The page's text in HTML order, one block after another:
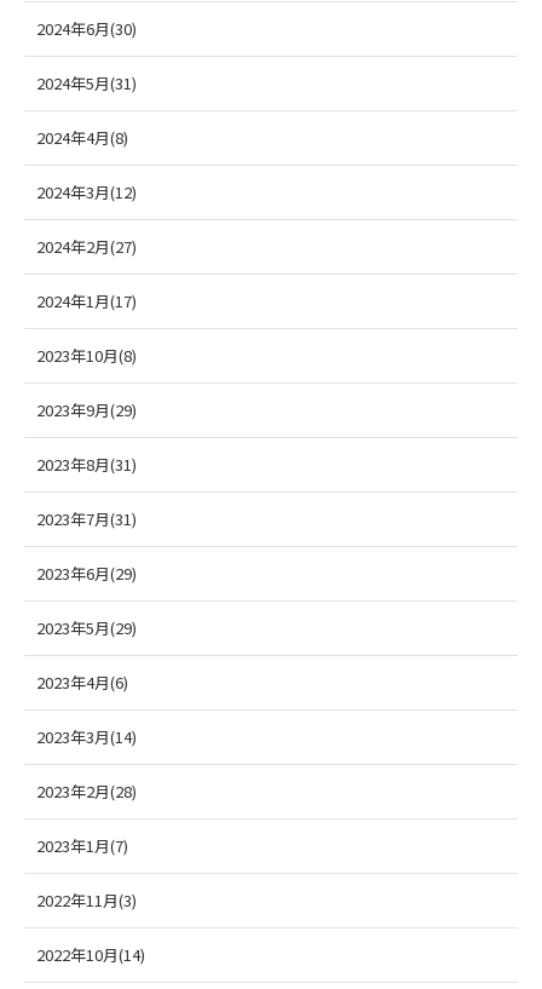
2024年6月(30)
2024年5月(31)
2024年4月(8)
2024年3月(12)
2024年2月(27)
2024年1月(17)
2023年10月(8)
2023年9月(29)
2023年8月(31)
2023年7月(31)
2023年6月(29)
2023年5月(29)
2023年4月(6)
2023年3月(14)
2023年2月(28)
2023年1月(7)
2022年11月(3)
2022年10月(14)